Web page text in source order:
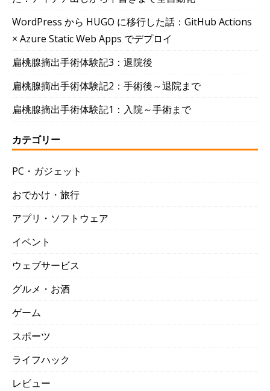
WordPress から HUGO に移行した話：GitHub Actions
× Azure Static Web Apps でデプロイ
扁桃腺摘出手術体験記3：退院後
扁桃腺摘出手術体験記2：手術後～退院まで
扁桃腺摘出手術体験記1：入院～手術まで
カテゴリー
PC・ガジェット
おでかけ・旅行
アプリ・ソフトウェア
イベント
ウェブサービス
グルメ・お酒
ゲーム
スポーツ
ライフハック
レビュー